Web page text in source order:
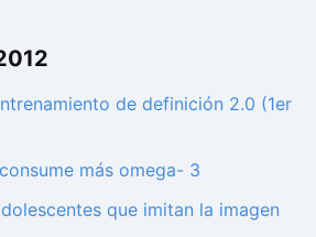
de definición 2.0 (1er
más omega- 3
que imitan la imagen